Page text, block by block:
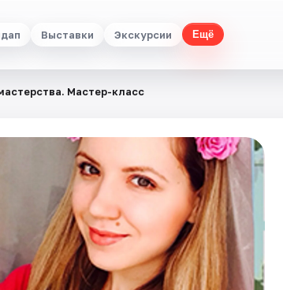
Выставки Экскурсии Ещё
Мастер-класс